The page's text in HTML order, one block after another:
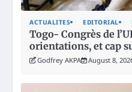
ACTUALITES EDITORIAL
Togo- Congrès de
orientations, et cap
Godfrey AKPA August 8,